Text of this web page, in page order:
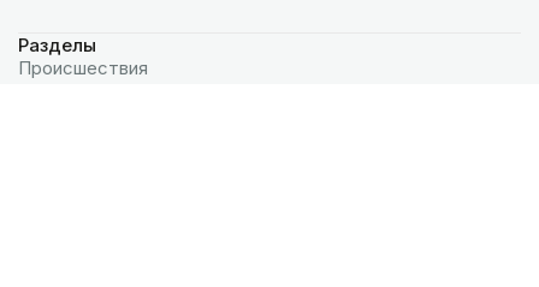
Разделы
Происшествия